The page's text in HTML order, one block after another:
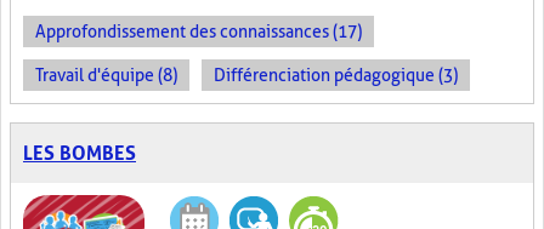
Approfondissement des connaissances (17)
Travail d'équipe (8) Différenciation pédagogique (3)
LES BOMBES